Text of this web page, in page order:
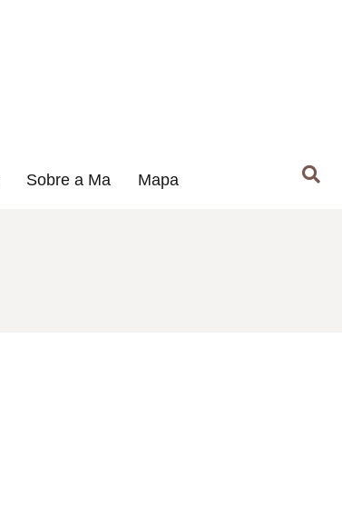
Sobre a Ma Mapa